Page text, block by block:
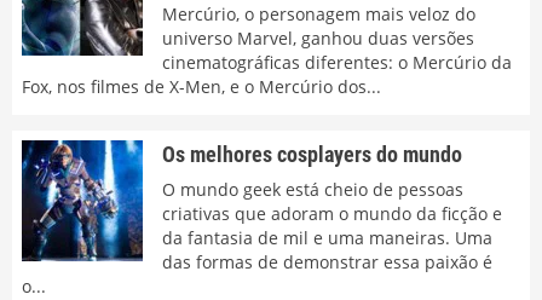
Mercúrio, o personagem mais veloz do
universo Marvel, ganhou duas versões
cinematográficas diferentes: o Mercúrio da
Fox, nos filmes de X-Men, e o Mercúrio dos...
Os melhores cosplayers do mundo
O mundo geek está cheio de pessoas
criativas que adoram o mundo da ficção e
da fantasia de mil e uma maneiras. Uma
das formas de demonstrar essa paixão é
o...